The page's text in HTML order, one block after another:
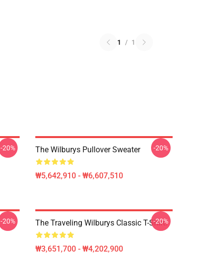
1 / 1
-20% The Wilburys Pullover Sweater
₩5,642,910 - ₩6,607,510
-20%
-20% The Traveling Wilburys Classic T-Shirt.
₩3,651,700 - ₩4,202,900
-20%